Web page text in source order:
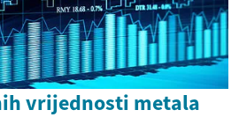
vrijednosti metala